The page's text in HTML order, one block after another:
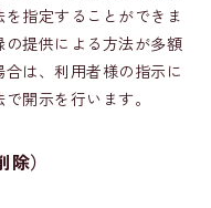
指定することができま
提供による方法が多額
は、利用者様の指示に
開示を行います。
）